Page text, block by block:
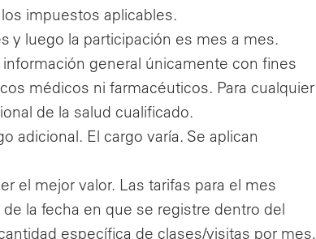
impuestos aplicables.
y luego la participación es mes a mes.
general únicamente con fines
médicos ni farmacéuticos. Para cualquier
de la salud cualificado.
adicional. El cargo varía. Se aplican
el mejor valor. Las tarifas para el mes
la fecha en que se registre dentro del
específica de clases/visitas por mes,